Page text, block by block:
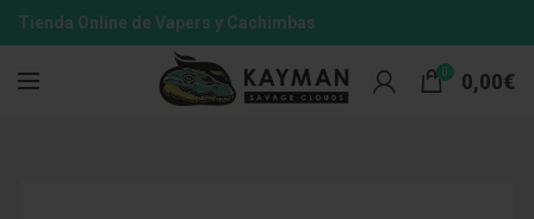
Tienda Online de Vapers y Cachimbas
0 0,00€